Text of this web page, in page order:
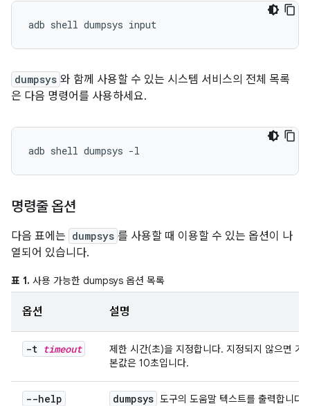
dumpsys 와 함께 사용할 수 있는 시스템 서비스의 전체 목록
은 다음 명령어를 사용하세요.
명령줄 옵션
다음 표에는 dumpsys 를 사용할 때 이용할 수 있는 옵션이 나
열되어 있습니다.
표 1. 사용 가능한 dumpsys 옵션 목록
옵션 설명
-t timeout
제한 시간(초)을 지정합니다. 지정되지 않으면 기
본값은 10초입니다.
--help dumpsys 도구의 도움말 텍스트를 출력합니다.